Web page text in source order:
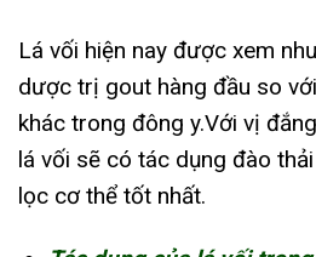
Lá vối hiện nay được xem
dược trị gout hàng đầu so
khác trong đông y.Với vị
lá vối sẽ có tác dụng đào
lọc cơ thể tốt nhất.